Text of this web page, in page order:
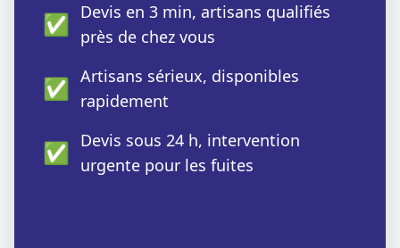
✅ Devis en 3 min, artisans qualifiés
près de chez vous
✅ Artisans sérieux, disponibles
rapidement
✅ Devis sous 24 h, intervention
urgente pour les fuites